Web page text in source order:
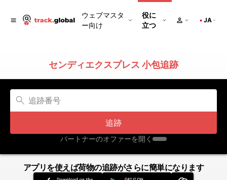
ウェブマスタ
ー向け
役に
立つ
JA
センディエクスプレス 小包追跡
追跡
パートナーのオファーを開く
アプリを使えば荷物の追跡がさらに簡単になります